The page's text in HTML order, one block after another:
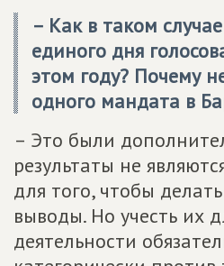
– Как в таком
единого дня
этом году? Почему
одного мандата в
– Это были
результаты не
для того, чтобы
выводы. Но учесть их
деятельности